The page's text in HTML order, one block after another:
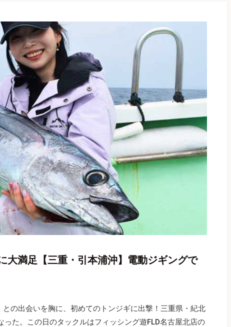
大満足【三重・引本浦沖】電動ジギングで
の出会いを胸に、初めてのトンジギに出撃！三重県・紀北
った。この日のタックルはフィッシング遊FLD名古屋北店の